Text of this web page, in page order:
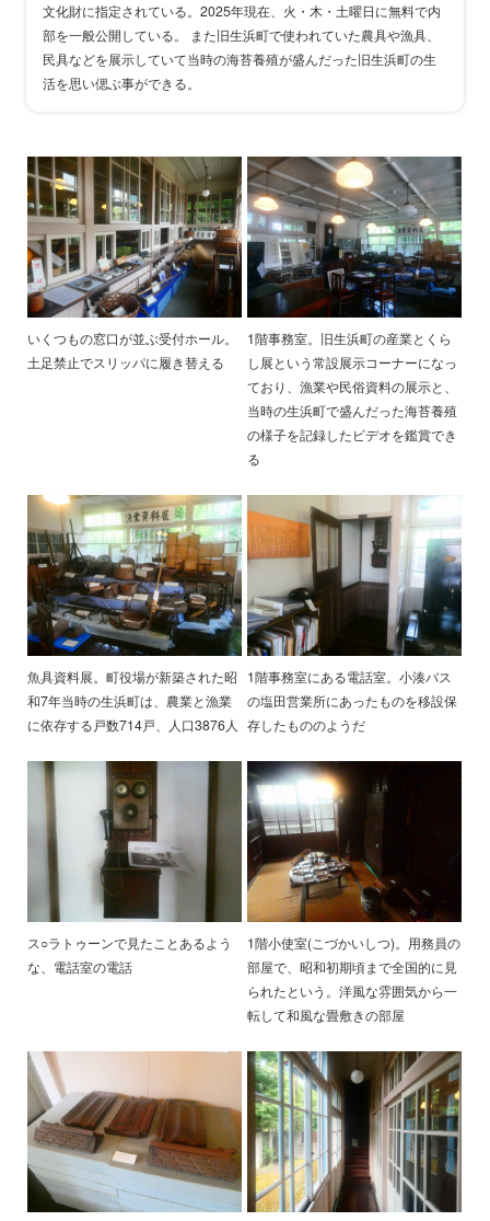
文化財に指定されている。2025年現在、火・木・土曜日に無料で内
部を一般公開している。 また旧生浜町で使われていた農具や漁具、
民具などを展示していて当時の海苔養殖が盛んだった旧生浜町の生
活を思い偲ぶ事ができる。
いくつもの窓口が並ぶ受付ホール。
土足禁止でスリッパに履き替える
1階事務室。旧生浜町の産業とくら
し展という常設展示コーナーになっ
ており、漁業や民俗資料の展示と、
当時の生浜町で盛んだった海苔養殖
の様子を記録したビデオを鑑賞でき
る
魚具資料展。町役場が新築された昭
和7年当時の生浜町は、農業と漁業
に依存する戸数714戸、人口3876人
1階事務室にある電話室。小湊バス
の塩田営業所にあったものを移設保
存したもののようだ
ス○ラトゥーンで見たことあるよう
な、電話室の電話
1階小使室(こづかいしつ)。用務員の
部屋で、昭和初期頃まで全国的に見
られたという。洋風な雰囲気から一
転して和風な畳敷きの部屋